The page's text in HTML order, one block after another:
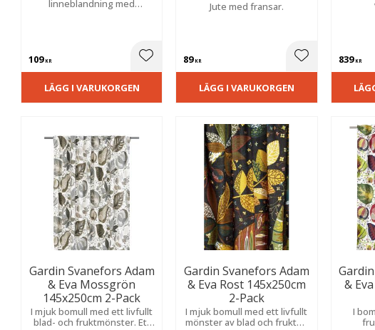
linneblandning med
109KR Lägg till i favoriter
LÄGG I VARUKORGEN
Jute med fransar.
89KR Lägg till i
LÄGG I VARUKORGEN
839KR
Gardin Svanefors Adam
& Eva Mossgrön
145x250cm 2-Pack
I mjuk bomull med ett livfullt
blad- och fruktmönster. Ett
Gardin Svanefors Adam
& Eva Rost 145x250cm
2-Pack
I mjuk bomull med ett livfullt
mönster av blad och frukter.
&
I